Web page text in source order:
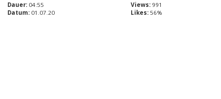
Dauer: 04:55 Views: 991
Datum: 01.07.20 Likes: 56%